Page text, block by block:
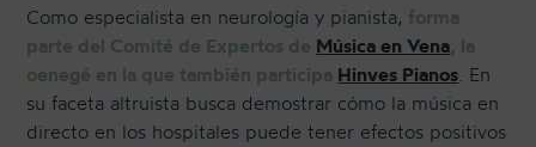
Como especialista en neurología y pianista, forma
parte del Comité de Expertos de Música en Vena, la
oenegé en la que también participa Hinves Pianos. En
su faceta altruista busca demostrar cómo la música en
directo en los hospitales puede tener efectos positivos